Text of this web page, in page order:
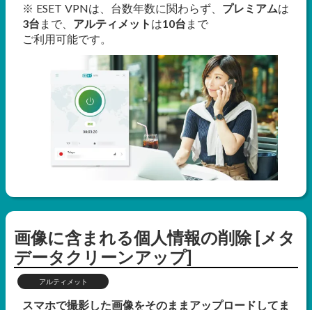
※ ESET VPNは、台数年数に関わらず、 プレミアムは
3台 まで、 アルティメット は10台 まで
ご利用可能です。
画像に含まれる個人情報の削除 [メタ
データクリーンアップ]
アルティメット
スマホで撮影した画像をそのままアップロードしてま